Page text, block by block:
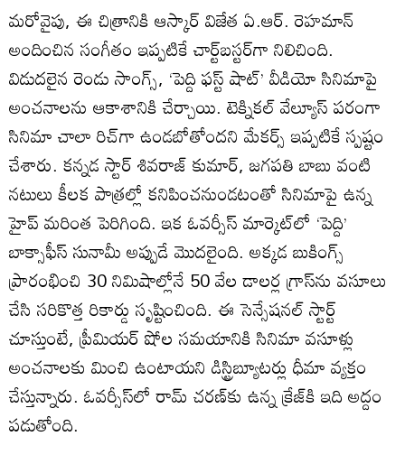
మరోవైపు, ఈ చిత్రానికి ఆస్కార్ విజేత ఏ.ఆర్. రెహమాన్
అందించిన సంగీతం ఇప్పటికే చార్ట్‌బస్టర్‌గా నిలిచింది.
విడుదలైన రెండు సాంగ్స్, ‘పెద్ది ఫస్ట్ షాట్’ వీడియో సినిమాపై
అంచనాలను ఆకాశానికి చేర్చాయి. టెక్నికల్ వేల్యూస్ పరంగా
సినిమా చాలా రిచ్‌గా ఉండబోతోందని మేకర్స్ ఇప్పటికే స్పష్టం
చేశారు. కన్నడ స్టార్ శివరాజ్ కుమార్, జగపతి బాబు వంటి
నటులు కీలక పాత్రల్లో కనిపించనుండటంతో సినిమాపై ఉన్న
హైప్ మరింత పెరిగింది. ఇక ఓవర్సీస్ మార్కెట్‌లో ‘పెద్ది’
బాక్సాఫీస్ సునామీ అప్పుడే మొదలైంది. అక్కడ బుకింగ్స్
ప్రారంభించి 30 నిమిషాల్లోనే 50 వేల డాలర్ల గ్రాస్‌ను వసూలు
చేసి సరికొత్త రికార్డు సృష్టించింది. ఈ సెన్సేషనల్ స్టార్ట్
చూస్తుంటే, ప్రీమియర్ షోల సమయానికి సినిమా వసూళ్లు
అంచనాలకు మించి ఉంటాయని డిస్ట్రిబ్యూటర్లు ధీమా వ్యక్తం
చేస్తున్నారు. ఓవర్సీస్‌లో రామ్ చరణ్‌కు ఉన్న క్రేజ్‌కి ఇది అద్దం
పడుతోంది.